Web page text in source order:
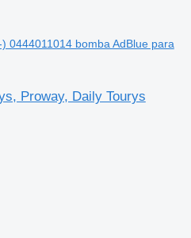
0444011014 bomba AdBlue para
Proway, Daily Tourys